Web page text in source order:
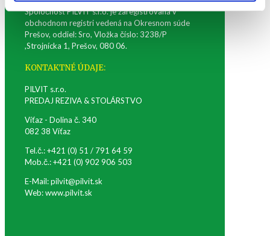
Spoločnosť PILVIT s.r.o. je zaregistrovaná v
obchodnom registri vedená na Okresnom súde
Prešov, oddiel: Sro, Vložka číslo: 3238/P
,Strojnícka 1, Prešov, 080 06.
KONTAKTNÉ ÚDAJE:
PILVIT s.r.o.
PREDAJ REZIVA & STOLÁRSTVO
Víťaz - Dolina č. 340
082 38 Víťaz
Tel.č.: +421 (0) 51 / 791 64 59
Mob.č.: +421 (0) 902 906 503
E-Mail: pilvit@pilvit.sk
Web: www.pilvit.sk